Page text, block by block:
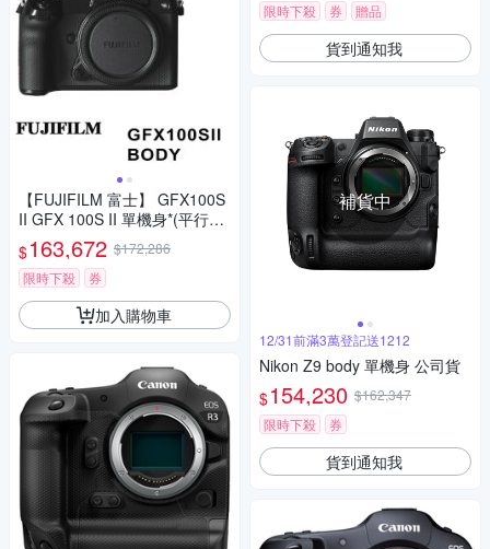
【FUJIFILM 富士】 GFX100S
II GFX 100S II 單機身*(平行輸
入)
$163,672 $172,286
限時下殺
券
加入購物車
限時下殺 券 贈品
貨到通知我
補貨中
12/31前滿3萬登記送1212
Nikon Z9 body 單機身 公司貨
$154,230 $162,347
限時下殺
券
貨到通知我